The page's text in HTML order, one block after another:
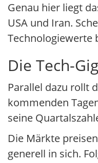
Genau hier liegt
USA und Iran.
Technologiewerte
Die Tech-
Parallel dazu rollt
kommenden
seine
Die Märkte
generell in sich.